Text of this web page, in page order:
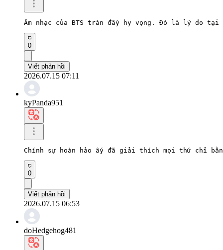
Âm nhạc của BTS tràn đầy hy vọng. Đó là lý do
0
Viết phản hồi
2026.07.15 07:11
kyPanda951
Chính sự hoàn hảo ấy đã giải thích mọi thứ chỉ
0
Viết phản hồi
2026.07.15 06:53
doHedgehog481